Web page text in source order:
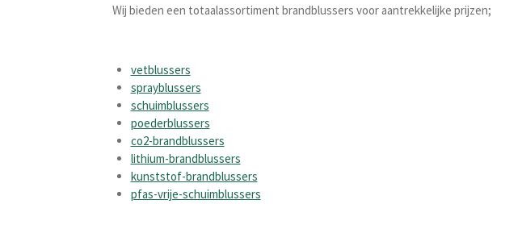
Wij bieden een totaalassortiment brandblussers voor aantrekkelijke prijzen;
vetblussers
sprayblussers
schuimblussers
poederblussers
co2-brandblussers
lithium-brandblussers
kunststof-brandblussers
pfas-vrije-schuimblussers